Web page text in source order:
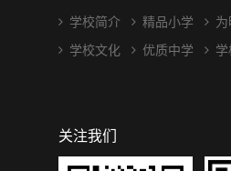
学校简介
学校文化
精品小学
优质中学
关注我们